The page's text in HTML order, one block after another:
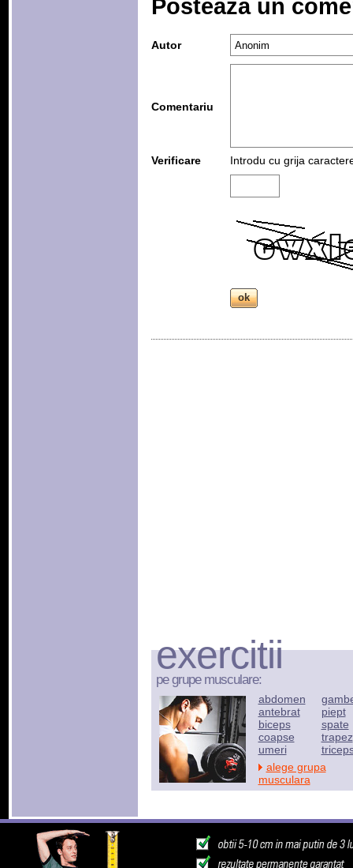
Posteaza un
Autor
Comentariu
Verificare Introdu cu grija
exercitii
pe grupe musculare:
abdomen
antebrat
biceps
coapse
umeri
piept
spate
trapez
alege grupa
musculara